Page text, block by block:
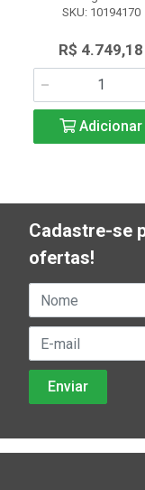
SKU: 10194170
R$ 4.749,18
Adicionar
Cadastre-se
ofertas!